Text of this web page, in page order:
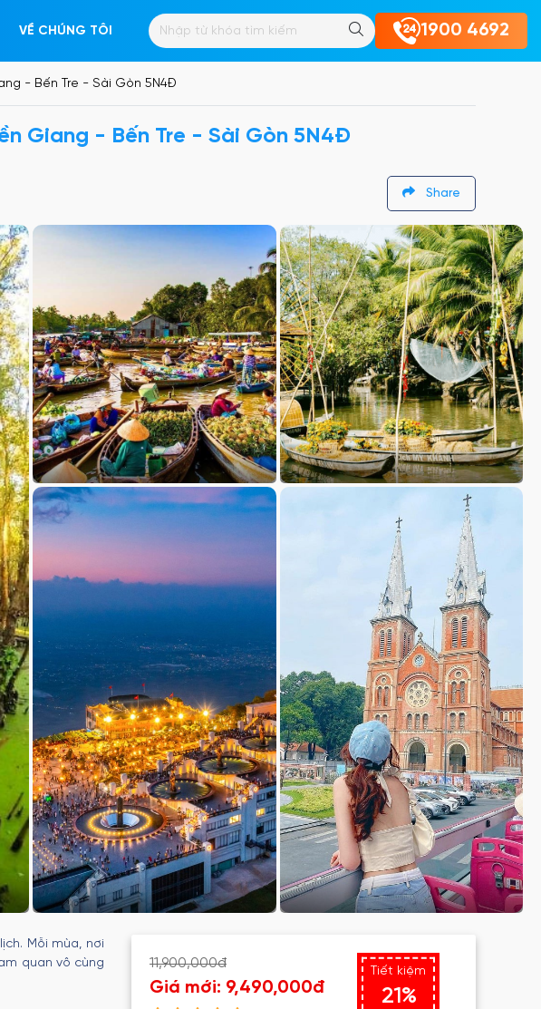
VỀ CHÚNG TÔI 1900 4692
PHÚ YÊN
- Bến Tre - Sài Gòn 5N4Đ
Giang - Bến Tre - Sài Gòn 5N4Đ
Share
Mỗi mùa, nơi
quan vô cùng
11,900,000đ
Giá mới: 9,490,000đ
Tiết kiệm
21%